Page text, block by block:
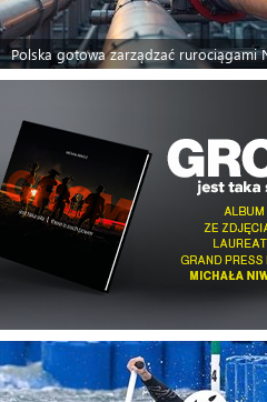
Polska gotowa zarządzać rurociągami